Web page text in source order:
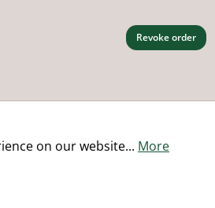
Revoke order
on our website... More